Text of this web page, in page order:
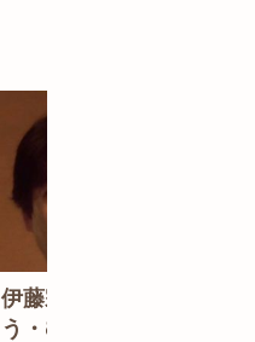
伊藤宗明｜いと
う・むねあき｜